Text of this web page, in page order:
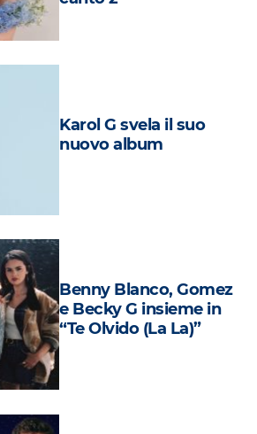
Karol G svela il suo
nuovo album
Benny Blanco, Gomez
e Becky G insieme in
“Te Olvido (La La)”